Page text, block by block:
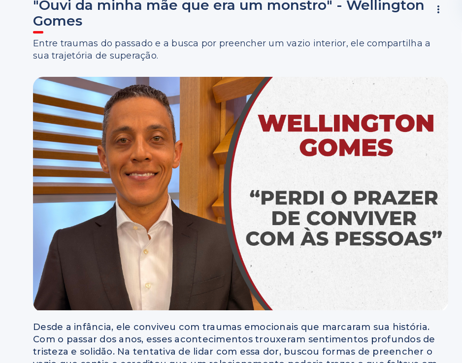
"Ouvi da minha mãe que era um monstro" - Wellington
Gomes
Entre traumas do passado e a busca por preencher um vazio interior, ele compartilha a
sua trajetória de superação.
Desde a infância, ele conviveu com traumas emocionais que marcaram sua história.
Com o passar dos anos, esses acontecimentos trouxeram sentimentos profundos de
tristeza e solidão. Na tentativa de lidar com essa dor, buscou formas de preencher o